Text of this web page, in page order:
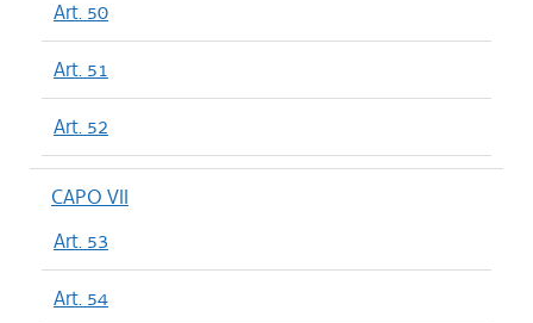
Art. 50
Art. 51
Art. 52
CAPO VII
Art. 53
Art. 54